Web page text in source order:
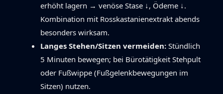
erhöht lagern → venöse Stase ↓, Ödeme ↓.
Kombination mit Rosskastanien­extrakt abends
besonders wirksam.
Langes Stehen/Sitzen vermeiden: Stündlich
5 Minuten bewegen; bei Bürotätigkeit Stehpult
oder Fußwippe (Fußgelenk­bewegungen im
Sitzen) nutzen.